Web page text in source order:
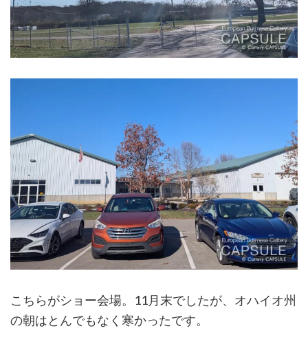
こちらがショー会場。11月末でしたが、オハイオ州
の朝はとんでもなく寒かったです。